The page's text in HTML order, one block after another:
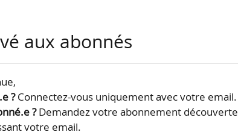
L’objectif est de
permettre de
aux abonnés
?Connectez-vous uniquement avec votre email.
?Demandez votre abonnement découverte
votre email.